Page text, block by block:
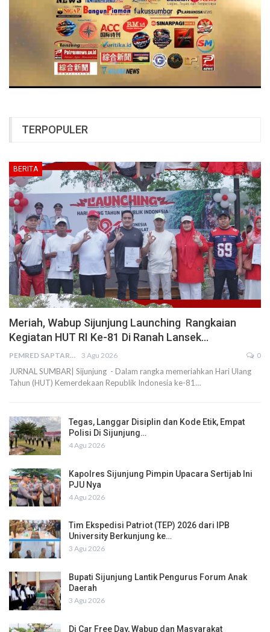
TERPOPULER
BERITA
Meriah, Wabup Sijunjung Launching Rangkaian
Kegiatan HUT RI Ke-81 Di Ranah Lansek…
PEMRED SAPTARIUS 3 Agu 2026 0
JURNAL SUMBAR| Sijunjung - Dalam rangka memeriahkan Hari Ulang
Tahun (HUT) Kemerdekaan Republik Indonesia ke-81…
Tegas, Langgar Disiplin dan Kode Etik, Empat
Polisi Di Sijunjung…
4 Agu 2026
Kapolres Sijunjung Pimpin Upacara Sertijab Ini
PJU Nya
4 Agu 2026
Tim Ekspedisi Patriot (TEP) 2026 dari IPB
University Berkunjung ke…
3 Agu 2026
Bupati Sijunjung Lantik Pengurus Forum Anak
Daerah
3 Agu 2026
Di Car Free Day, Wabup dan Masyarakat